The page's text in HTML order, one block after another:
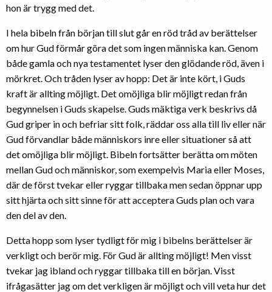
hon är trygg med det.
I hela bibeln från början till slut går en röd tråd av berättelser
om hur Gud förmår göra det som ingen människa kan. Genom
både gamla och nya testamentet lyser den glödande röd, även i
mörkret. Och tråden lyser av hopp: Det är inte kört, i Guds
kraft är allting möjligt. Det omöjliga blir möjligt redan från
begynnelsen i Guds skapelse. Guds mäktiga verk beskrivs då
Gud griper in och befriar sitt folk, räddar oss alla till liv eller när
Gud förvandlar både människors inre eller situationer så att
det omöjliga blir möjligt. Bibeln fortsätter berätta om möten
mellan Gud och människor, som exempelvis Maria eller Moses,
där de först tvekar eller ryggar tillbaka men sedan öppnar upp
sitt hjärta och sitt sinne för att acceptera Guds plan och vara
den del av den.
Detta hopp som lyser tydligt för mig i bibelns berättelser är
verkligt och berör mig. För Gud är allting möjligt! Men visst
tvekar jag ibland och ryggar tillbaka till en början. Visst
ifrågasätter jag om det verkligen är möjligt och vill veta hur det